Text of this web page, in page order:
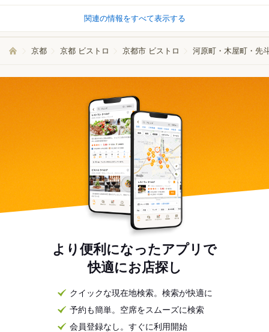
関連の情報をすべて表示する
京都 京都 ビストロ 京都市 ビストロ 河原町・木屋町・先
より便利になったアプリで
快適にお店探し
クイックな現在地検索。検索が快適に
予約も簡単。空席をスムーズに検索
会員登録なし。すぐに利用開始